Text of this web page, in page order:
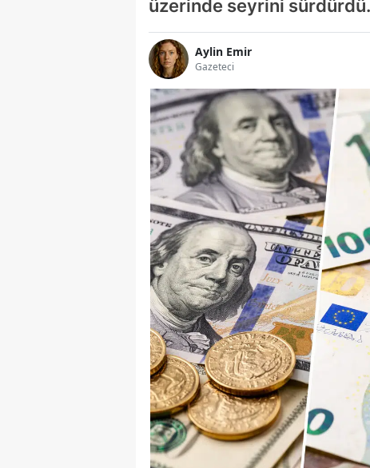
üzerinde seyrini sürdürdü.
Aylin Emir
Gazeteci